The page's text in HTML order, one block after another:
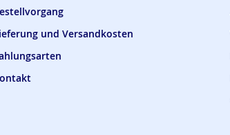
und Versandkosten